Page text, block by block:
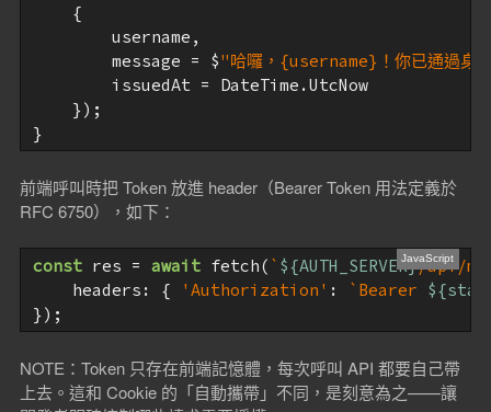
    {
        username,
        message = $
"哈囉，{username}！你已通過身
        issuedAt = DateTime.UtcNow
    });
前端呼叫時把 Token 放進 header（Bearer Token 用法定義於
RFC 6750），如下：
const res = await fetch( ` ${AUTH_SERVER}/api/
    headers: {
'Authorization' : `Bearer
NOTE：Token 只存在前端記憶體，每次呼叫 API 都要自己帶
上去。這和 Cookie 的「自動攜帶」不同，是刻意為之——讓